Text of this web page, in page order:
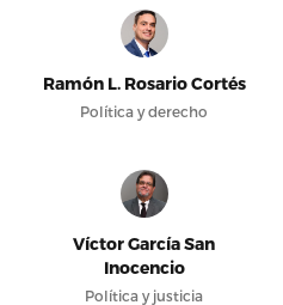
Ramón L. Rosario Cortés
Política y derecho
Víctor García San
Inocencio
Política y justicia